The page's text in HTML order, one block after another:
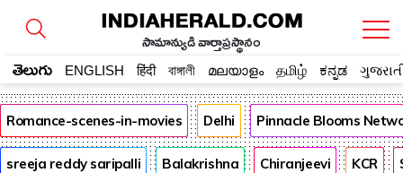
సామాన్యుడి వార్తాప్రస్థానం
తెలుగు ENGLISH हिंदी বাঙ্গালী മലയാളം தமிழ் ಕನ್ನಡ
Romance-scenes-in-movies Delhi Pinnacle Blooms
sreeja reddy saripalli Balakrishna Chiranjeevi KCR